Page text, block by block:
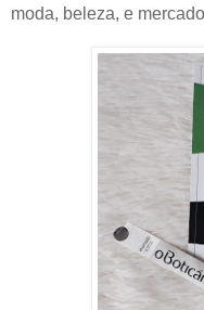
moda, beleza, e